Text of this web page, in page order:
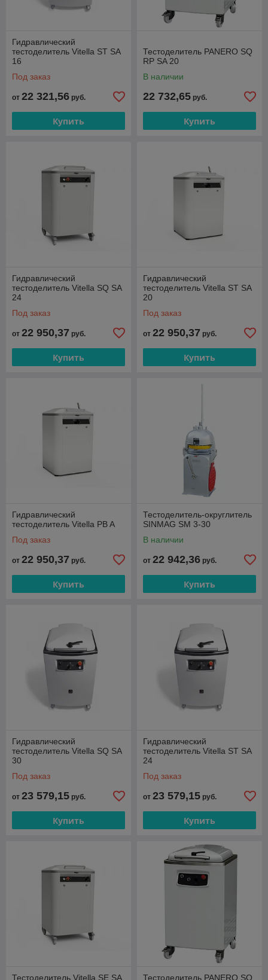
Гидравлический
тестоделитель Vitella ST SA
16
Под заказ
от 22 321,56 руб.
Купить
Тестоделитель PANERO SQ
RP SA 20
В наличии
22 732,65 руб.
Купить
Гидравлический
тестоделитель Vitella SQ SA
24
Под заказ
от 22 950,37 руб.
Купить
Гидравлический
тестоделитель Vitella ST SA
20
Под заказ
от 22 950,37 руб.
Купить
Гидравлический
тестоделитель Vitella PB A
Под заказ
от 22 950,37 руб.
Купить
Тестоделитель-округлитель
SINMAG SМ 3-30
В наличии
от 22 942,36 руб.
Купить
Гидравлический
тестоделитель Vitella SQ SA
30
Под заказ
от 23 579,15 руб.
Купить
Гидравлический
тестоделитель Vitella ST SA
24
Под заказ
от 23 579,15 руб.
Купить
Тестоделитель Vitella SE SA
Тестоделитель PANERO SQ